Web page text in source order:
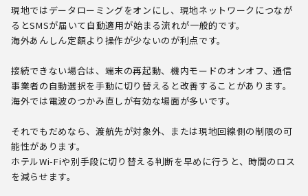
現地ではデータローミングをオンにし、現地ネットワークにつなが
るとSMSが届いて自動適用が始まる流れが一般的です。
海外あんしん定額より操作が少ないのが利点です。
接続できない場合は、端末の再起動、機内モードのオンオフ、通信
事業者の自動選択を手動に切り替えると改善することがあります。
海外では電波のつかみ直しが有効な場面が多いです。
それでもだめなら、渡航先が対象外、または現地回線側の制限の可
能性があります。
ホテルWi-Fiや別手段に切り替える判断を早めに行うと、時間のロス
を減らせます。